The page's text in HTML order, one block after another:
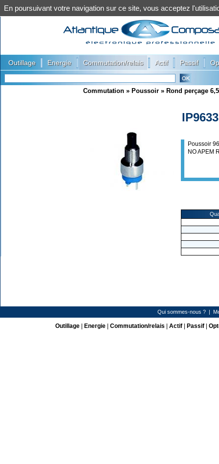
Outillage Energie Commutation/relais Actif Passif
Commutation » Poussoir » Rond perçage
Poussoir
NO APEM
Qui sommes-nous ? |
Outillage| Energie| Commutation/relais Actif| Passif|
En poursuivant votre navigation sur ce site, vous acceptez